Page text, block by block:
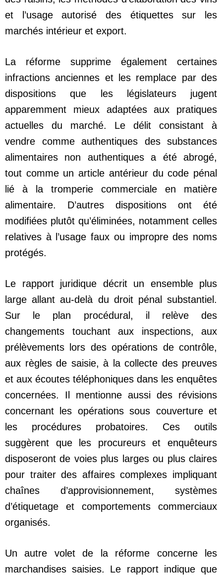
et l’usage autorisé des étiquettes sur les
marchés intérieur et export.
La réforme supprime également certaines
infractions anciennes et les remplace par des
dispositions que les législateurs jugent
apparemment mieux adaptées aux pratiques
actuelles du marché. Le délit consistant à
vendre comme authentiques des substances
alimentaires non authentiques a été abrogé,
tout comme un article antérieur du code pénal
lié à la tromperie commerciale en matière
alimentaire. D’autres dispositions ont été
modifiées plutôt qu’éliminées, notamment celles
relatives à l’usage faux ou impropre des noms
protégés.
Le rapport juridique décrit un ensemble plus
large allant au-delà du droit pénal substantiel.
Sur le plan procédural, il relève des
changements touchant aux inspections, aux
prélèvements lors des opérations de contrôle,
aux règles de saisie, à la collecte des preuves
et aux écoutes téléphoniques dans les enquêtes
concernées. Il mentionne aussi des révisions
concernant les opérations sous couverture et
les procédures probatoires. Ces outils
suggèrent que les procureurs et enquêteurs
disposeront de voies plus larges ou plus claires
pour traiter des affaires complexes impliquant
chaînes d’approvisionnement, systèmes
d’étiquetage et comportements commerciaux
organisés.
Un autre volet de la réforme concerne les
marchandises saisies. Le rapport indique que